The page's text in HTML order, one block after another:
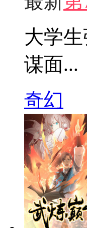
大学
谋面...
奇幻